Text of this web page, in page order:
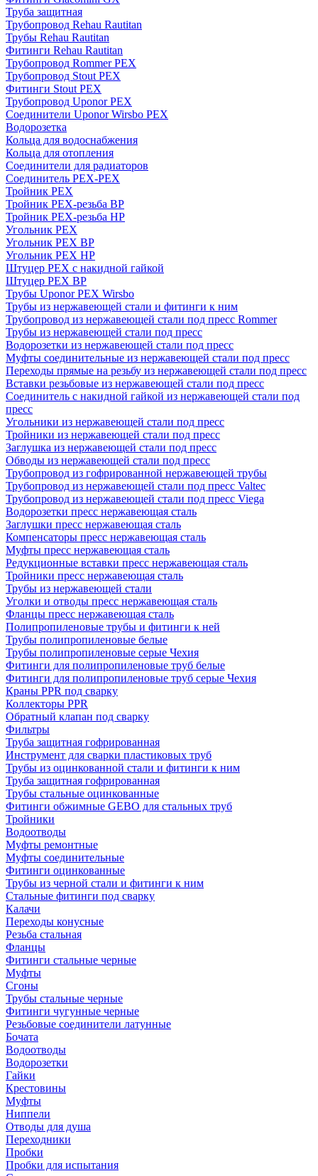
Труба защитная
Трубопровод Rehau Rautitan
Трубы Rehau Rautitan
Фитинги Rehau Rautitan
Трубопровод Rommer PEX
Трубопровод Stout PEX
Фитинги Stout PEX
Трубопровод Uponor PEX
Соединители Uponor Wirsbo PEX
Водорозетка
Кольца для водоснабжения
Кольца для отопления
Соединители для радиаторов
Соединитель PEX-PEX
Тройник PEX
Тройник PEX-резьба ВР
Тройник PEX-резьба НР
Угольник PEX
Угольник PEX ВР
Угольник PEX НР
Штуцер PEX c накидной гайкой
Штуцер PEX ВР
Трубы Uponor PEX Wirsbo
Трубы из нержавеющей стали и фитинги к ним
Трубопровод из нержавеющей стали под пресс Rommer
Трубы из нержавеющей стали под пресс
Водорозетки из нержавеющей стали под пресс
Муфты соединительные из нержавеющей стали под пресс
Переходы прямые на резьбу из нержавеющей стали под пресс
Вставки резьбовые из нержавеющей стали под пресс
Соединитель с накидной гайкой из нержавеющей стали под
пресс
Угольники из нержавеющей стали под пресс
Тройники из нержавеющей стали под пресс
Заглушка из нержавеющей стали под пресс
Обводы из нержавеющей стали под пресс
Трубопровод из гофрированной нержавеющей трубы
Трубопровод из нержавеющей стали под пресс Valtec
Трубопровод из нержавеющей стали под пресс Viega
Водорозетки пресс нержавеющая сталь
Заглушки пресс нержавеющая сталь
Компенсаторы пресс нержавеющая сталь
Муфты пресс нержавеющая сталь
Редукционные вставки пресс нержавеющая сталь
Тройники пресс нержавеющая сталь
Трубы из нержавеющей стали
Уголки и отводы пресс нержавеющая сталь
Фланцы пресс нержавеющая сталь
Полипропиленовые трубы и фитинги к ней
Трубы полипропиленовые белые
Трубы полипропиленовые серые Чехия
Фитинги для полипропиленовые труб белые
Фитинги для полипропиленовые труб серые Чехия
Краны PPR под сварку
Коллекторы PPR
Обратный клапан под сварку
Фильтры
Труба защитная гофрированная
Инструмент для сварки пластиковых труб
Трубы из оцинкованной стали и фитинги к ним
Труба защитная гофрированная
Трубы стальные оцинкованные
Фитинги обжимные GEBO для стальных труб
Тройники
Водоотводы
Муфты ремонтные
Муфты соединительные
Фитинги оцинкованные
Трубы из черной стали и фитинги к ним
Стальные фитинги под сварку
Калачи
Переходы конусные
Резьба стальная
Фланцы
Фитинги стальные черные
Муфты
Сгоны
Трубы стальные черные
Фитинги чугунные черные
Резьбовые соединители латунные
Бочата
Водоотводы
Водорозетки
Гайки
Крестовины
Муфты
Ниппели
Отводы для душа
Переходники
Пробки
Пробки для испытания